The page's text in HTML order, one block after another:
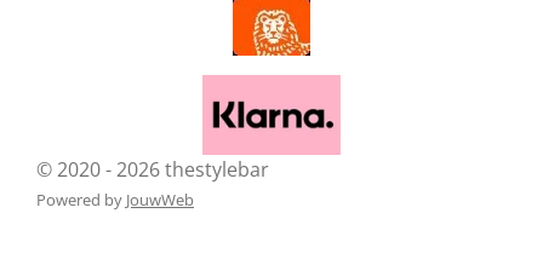
© 2020 - 2026 thestylebar
Powered by JouwWeb